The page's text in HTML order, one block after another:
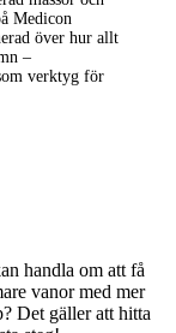
Medicon
över hur allt
–
verktyg för
handla om att få
vanor med mer
Det gäller att hitta